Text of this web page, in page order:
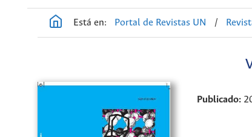
Está en: Portal de Revistas UN /
Publicado: